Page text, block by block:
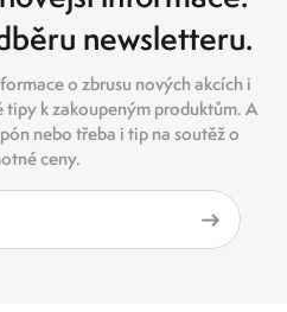
newsletteru.
o zbrusu nových akcích i
k zakoupeným produktům. A
nebo třeba i tip na soutěž o
ceny.